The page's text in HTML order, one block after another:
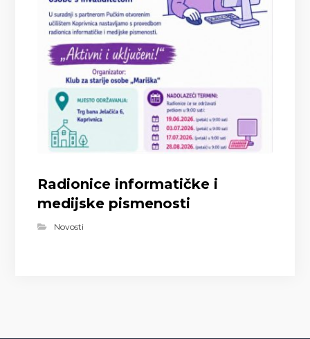
Radionice informatičke i
medijske pismenosti
Novosti